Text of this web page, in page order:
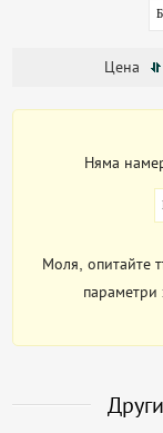
Цена
Няма
Моля, опитайте
параметри